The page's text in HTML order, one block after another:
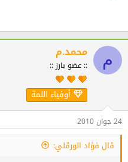
م محمد.م
:: عضو بارز ::
أوفياء اللمة
24 جوان 2010
قال فؤاد الورقلي: